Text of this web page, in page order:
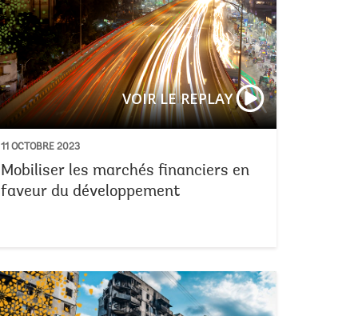
VOIR LE REPLAY
11 OCTOBRE 2023
Mobiliser les marchés financiers en
faveur du développement
sur le terrain pour une planète vivableParier sur le